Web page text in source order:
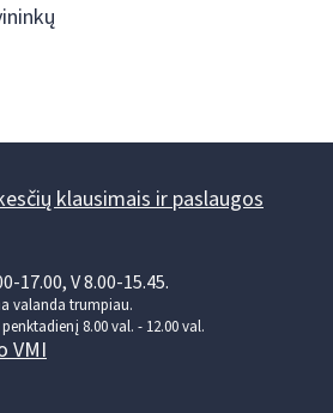
klausimais ir paslaugos
17.00, V 8.00-15.45.
valanda trumpiau.
8.00 val. - 12.00 val.
VMI